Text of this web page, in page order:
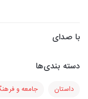
با صدای
دسته بندی‌ها
داستان جامعه و